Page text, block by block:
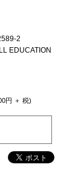
2
EDUCATION
円 ＋ 税)